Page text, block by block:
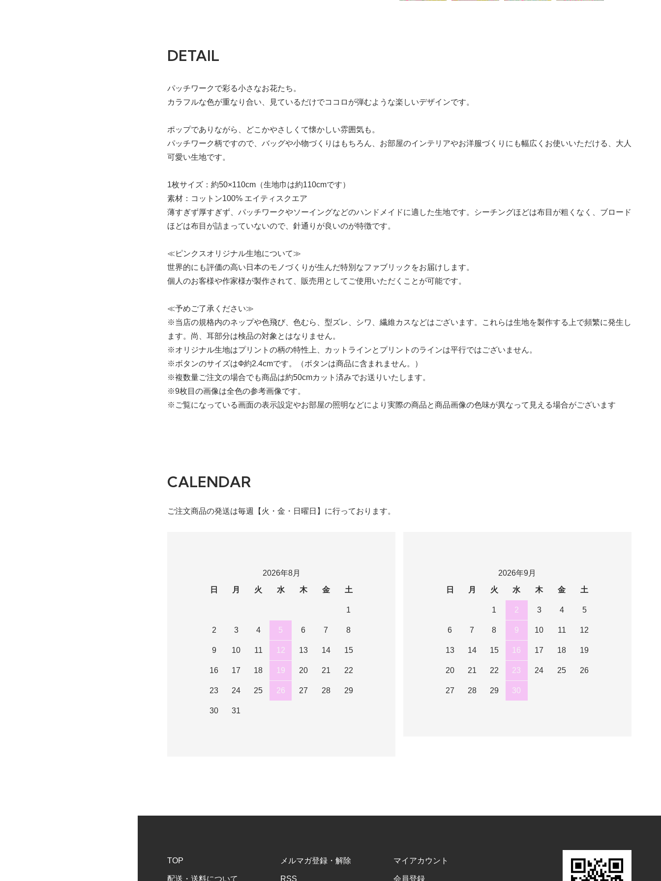
DETAIL
パッチワークで彩る小さなお花たち。
カラフルな色が重なり合い、見ているだけでココロが弾むような楽しいデザインです。
ポップでありながら、どこかやさしくて懐かしい雰囲気も。
パッチワーク柄ですので、バッグや小物づくりはもちろん、お部屋のインテリアやお洋服づくりにも幅広くお使いいただける、大人
可愛い生地です。
1枚サイズ：約50×110cm（生地巾は約110cmです）
素材：コットン100% エイティスクエア
薄すぎず厚すぎず、パッチワークやソーイングなどのハンドメイドに適した生地です。シーチングほどは布目が粗くなく、ブロード
ほどは布目が詰まっていないので、針通りが良いのが特徴です。
≪ピンクスオリジナル生地について≫
世界的にも評価の高い日本のモノづくりが生んだ特別なファブリックをお届けします。
個人のお客様や作家様が製作されて、販売用としてご使用いただくことが可能です。
≪予めご了承ください≫
※当店の規格内のネップや色飛び、色むら、型ズレ、シワ、繊維カスなどはございます。これらは生地を製作する上で頻繁に発生し
ます。尚、耳部分は検品の対象とはなりません。
※オリジナル生地はプリントの柄の特性上、カットラインとプリントのラインは平行ではございません。
※ボタンのサイズはФ約2.4cmです。（ボタンは商品に含まれません。）
※複数量ご注文の場合でも商品は約50cmカット済みでお送りいたします。
※9枚目の画像は全色の参考画像です。
※ご覧になっている画面の表示設定やお部屋の照明などにより実際の商品と商品画像の色味が異なって見える場合がございます
CALENDAR
ご注文商品の発送は毎週【火・金・日曜日】に行っております。
2026年8月
日
月 火 水 木 金 土
1
2 3 4 5 6 7 8
9 10 11 12 13 14 15
16 17 18 19 20 21 22
23 24 25 26 27 28 29
30 31
2026年9月
日
月 火 水 木 金 土
1 2 3 4 5
6 7 8 9 10 11 12
13 14 15 16 17 18 19
20 21 22 23 24 25 26
27 28 29 30
TOP
配送・送料について
メルマガ登録・解除
RSS
マイアカウント
会員登録